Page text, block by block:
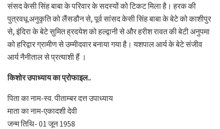
संसद केसी सिंह बाबा के परिवार के सदस्यों को टिकट मिला है। हरक की
पुत्रवधू अनुकृति को लैंसडौन से, पूर्व सांसद केसी सिंह बाबा के बेटे को काशीपुर
से, इंदिरा के बेटे सुमित ह्रदयेश को हल्द्वानी से और हरीश रावत की बेटी अनुपमा
को हरिद्वार ग्रामीण से उम्मीदवार बनाया गया है। यशपाल आर्य के बेटे संजीव
आर्य नैनीताल से प्रत्याशी हैं ।
किशोर उपाध्याय का प्रोफाइल..
पिता का नाम-स्व. पीताम्बर दत्त उपाध्याय
माता का नाम-एकादशी देवी
जन्म तिथि- 01 जून 1958